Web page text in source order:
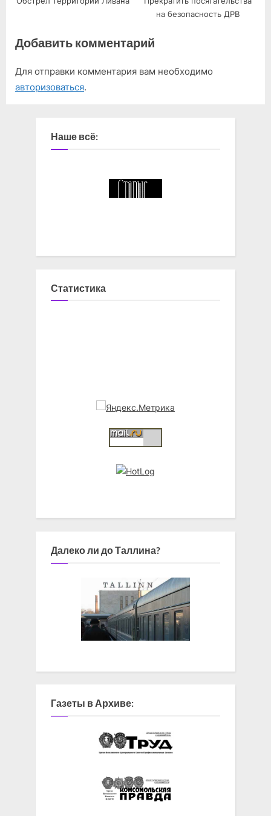
на безопасность ДРВ
Добавить комментарий
Для отправки комментария вам необходимо
авторизоваться.
Наше всё:
Статистика
Далеко ли до Таллина?
Газеты в Архиве: